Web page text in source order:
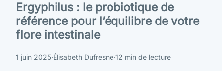
Ergyphilus : le probiotique de
référence pour l’équilibre de votre
flore intestinale
1 juin 2025·Élisabeth Dufresne·12 min de lecture